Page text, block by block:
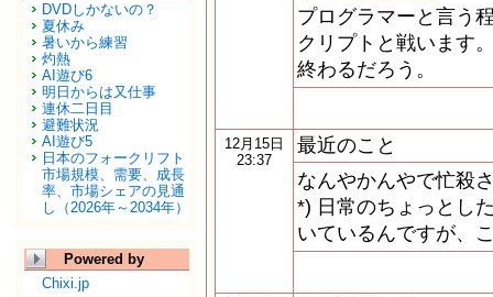
DVDしかないの？
夏休み
暑いから練習
灼熱
AI遊び6
明日からは又仕事
連休二日目
避難状況
AI遊び5
日本のフォークリフト
市場規模、需要、成長
率、市場シェアの見通
し（2026年～2034年）
Powered by
Chixi.jp
プログラマーと言う
クリプトと戦います
終わるだろう。
12月15日
23:37
最近のこと
なんやかんやで忙殺
*) 日常のちょっとし
いているんですが、